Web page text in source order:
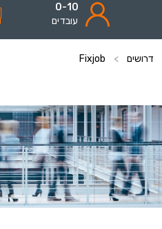
0-10
עובדים
דרושים >
Fixjob